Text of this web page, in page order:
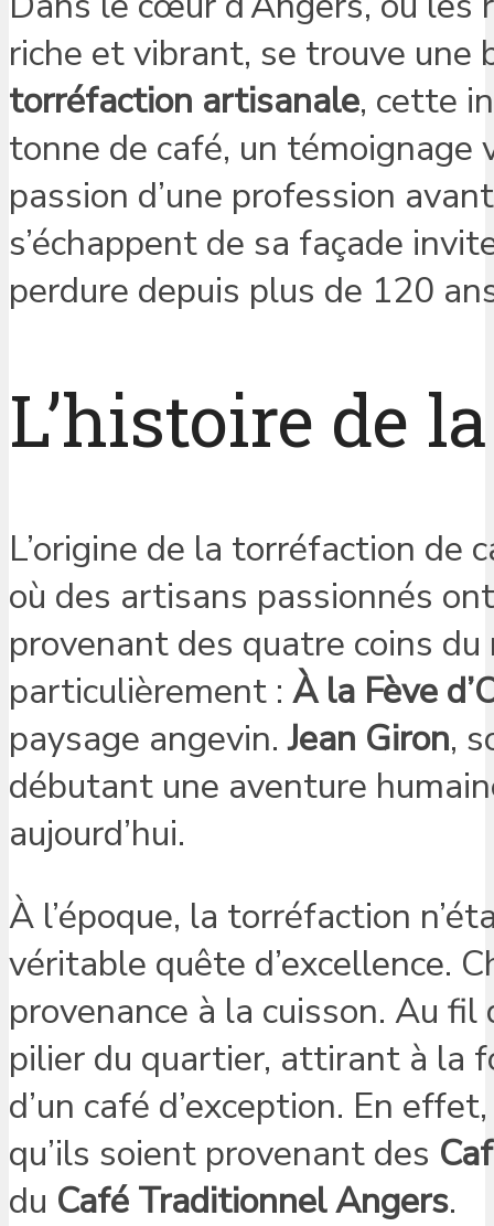
riche et vibrant, se trouve une
torréfaction artisanale, cette
tonne de café, un témoignage
passion d’une profession
s’échappent de sa façade
perdure depuis plus de 120
L’histoire de
L’origine de la torréfaction de
où des artisans passionnés
provenant des quatre coins
particulièrement : À la Fève
paysage angevin.Jean Giron,
débutant une aventure
aujourd’hui.
À l’époque, la torréfaction
véritable quête d’excellence.
provenance à la cuisson. Au
pilier du quartier, attirant à la
d’un café d’exception. En
qu’ils soient provenant des
du Café Traditionnel Angers.